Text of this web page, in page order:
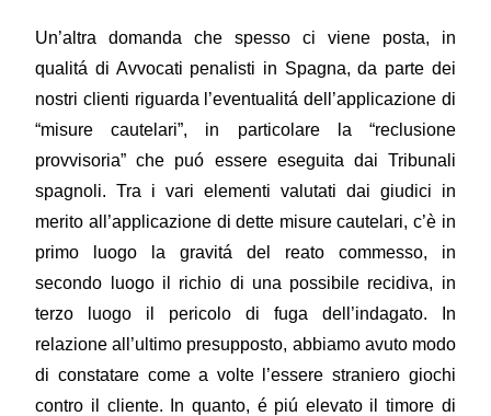
Un’altra domanda che spesso ci viene posta, in
qualitá di Avvocati penalisti in Spagna, da parte dei
nostri clienti riguarda l’eventualitá dell’applicazione di
“misure cautelari”, in particolare la “reclusione
provvisoria” che puó essere eseguita dai Tribunali
spagnoli. Tra i vari elementi valutati dai giudici in
merito all’applicazione di dette misure cautelari, c’è in
primo luogo la gravitá del reato commesso, in
secondo luogo il richio di una possibile recidiva, in
terzo luogo il pericolo di fuga dell’indagato. In
relazione all’ultimo presupposto, abbiamo avuto modo
di constatare come a volte l’essere straniero giochi
contro il cliente. In quanto, é piú elevato il timore di